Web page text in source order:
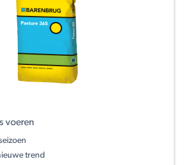
voeren
trend